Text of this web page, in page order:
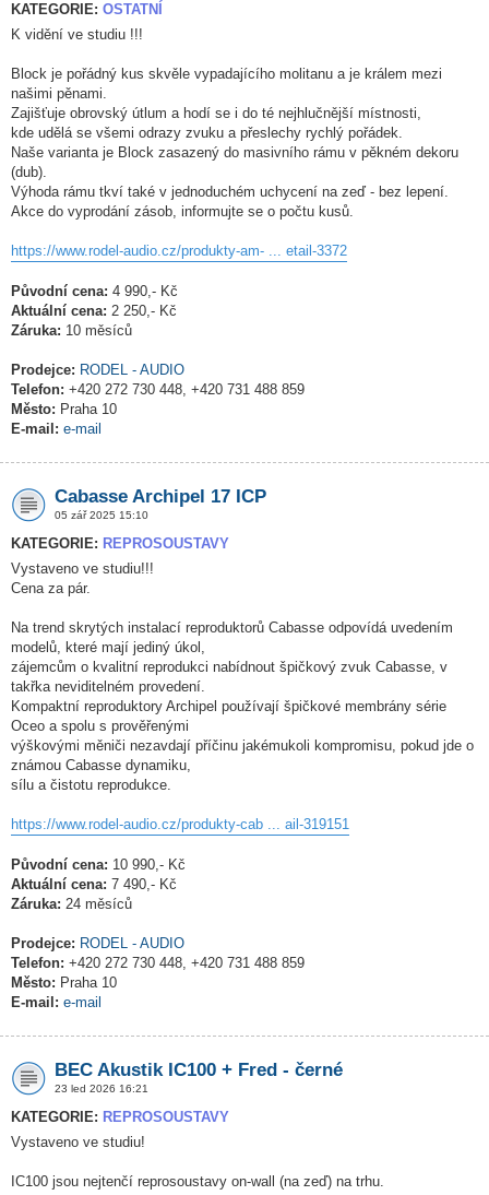
KATEGORIE: OSTATNÍ
K vidění ve studiu !!!
Block je pořádný kus skvěle vypadajícího molitanu a je králem mezi
našimi pěnami.
Zajišťuje obrovský útlum a hodí se i do té nejhlučnější místnosti,
kde udělá se všemi odrazy zvuku a přeslechy rychlý pořádek.
Naše varianta je Block zasazený do masivního rámu v pěkném dekoru
(dub).
Výhoda rámu tkví také v jednoduchém uchycení na zeď - bez lepení.
Akce do vyprodání zásob, informujte se o počtu kusů.
https://www.rodel-audio.cz/produkty-am- ... etail-3372
Původní cena: 4 990,- Kč
Aktuální cena: 2 250,- Kč
Záruka: 10 měsíců
Prodejce: RODEL - AUDIO
Telefon: +420 272 730 448, +420 731 488 859
Město: Praha 10
E-mail: e-mail
Cabasse Archipel 17 ICP
05 zář 2025 15:10
KATEGORIE: REPROSOUSTAVY
Vystaveno ve studiu!!!
Cena za pár.
Na trend skrytých instalací reproduktorů Cabasse odpovídá uvedením
modelů, které mají jediný úkol,
zájemcům o kvalitní reprodukci nabídnout špičkový zvuk Cabasse, v
takřka neviditelném provedení.
Kompaktní reproduktory Archipel používají špičkové membrány série
Oceo a spolu s prověřenými
výškovými měniči nezavdají příčinu jakémukoli kompromisu, pokud jde o
známou Cabasse dynamiku,
sílu a čistotu reprodukce.
https://www.rodel-audio.cz/produkty-cab ... ail-319151
Původní cena: 10 990,- Kč
Aktuální cena: 7 490,- Kč
Záruka: 24 měsíců
Prodejce: RODEL - AUDIO
Telefon: +420 272 730 448, +420 731 488 859
Město: Praha 10
E-mail: e-mail
BEC Akustik IC100 + Fred - černé
23 led 2026 16:21
KATEGORIE: REPROSOUSTAVY
Vystaveno ve studiu!
IC100 jsou nejtenčí reprosoustavy on-wall (na zeď) na trhu.